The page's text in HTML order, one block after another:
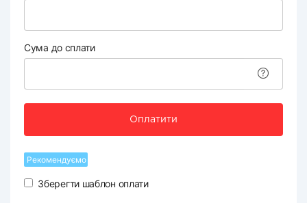
Сума до сплати
Оплатити
Рекомендуємо
Зберегти шаблон оплати